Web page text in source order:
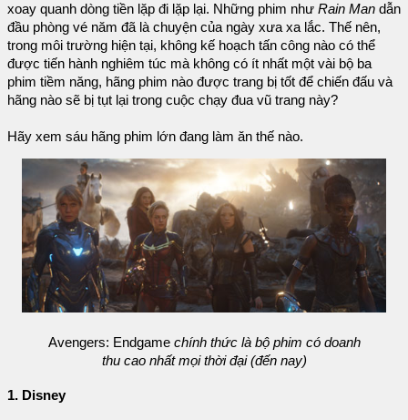
xoay quanh dòng tiền lặp đi lặp lại. Những phim như Rain Man dẫn
đầu phòng vé năm đã là chuyện của ngày xưa xa lắc. Thế nên,
trong môi trường hiện tại, không kế hoạch tấn công nào có thể
được tiến hành nghiêm túc mà không có ít nhất một vài bộ ba
phim tiềm năng, hãng phim nào được trang bị tốt để chiến đấu và
hãng nào sẽ bị tụt lại trong cuộc chạy đua vũ trang này?
Hãy xem sáu hãng phim lớn đang làm ăn thế nào.
Avengers: Endgamechính thức là bộ phim có doanh
thu cao nhất mọi thời đại (đến nay)
1. Disney